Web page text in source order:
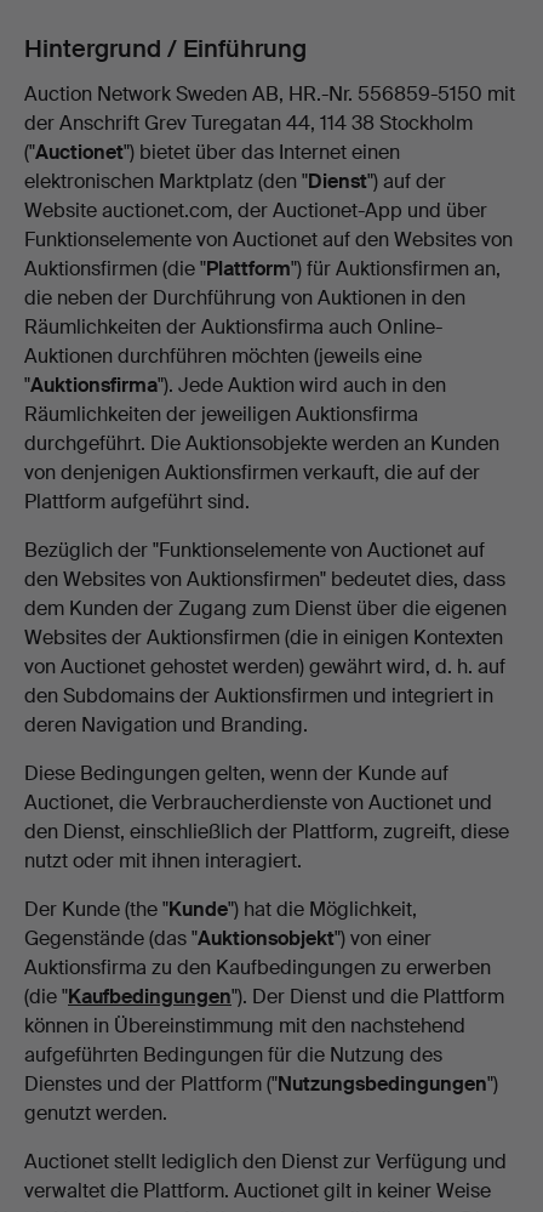
Hintergrund / Einführung
Auction Network Sweden AB, HR.-Nr. 556859-5150 mit
der Anschrift Grev Turegatan 44, 114 38 Stockholm
("Auctionet") bietet über das Internet einen
elektronischen Marktplatz (den "Dienst") auf der
Website auctionet.com, der Auctionet-App und über
Funktionselemente von Auctionet auf den Websites von
Auktionsfirmen (die "Plattform") für Auktionsfirmen an,
die neben der Durchführung von Auktionen in den
Räumlichkeiten der Auktionsfirma auch Online-
Auktionen durchführen möchten (jeweils eine
"Auktionsfirma"). Jede Auktion wird auch in den
Räumlichkeiten der jeweiligen Auktionsfirma
durchgeführt. Die Auktionsobjekte werden an Kunden
von denjenigen Auktionsfirmen verkauft, die auf der
Plattform aufgeführt sind.
Bezüglich der "Funktionselemente von Auctionet auf
den Websites von Auktionsfirmen" bedeutet dies, dass
dem Kunden der Zugang zum Dienst über die eigenen
Websites der Auktionsfirmen (die in einigen Kontexten
von Auctionet gehostet werden) gewährt wird, d. h. auf
den Subdomains der Auktionsfirmen und integriert in
deren Navigation und Branding.
Diese Bedingungen gelten, wenn der Kunde auf
Auctionet, die Verbraucherdienste von Auctionet und
den Dienst, einschließlich der Plattform, zugreift, diese
nutzt oder mit ihnen interagiert.
Der Kunde (the "Kunde") hat die Möglichkeit,
Gegenstände (das "Auktionsobjekt") von einer
Auktionsfirma zu den Kaufbedingungen zu erwerben
(die "Kaufbedingungen"). Der Dienst und die Plattform
können in Übereinstimmung mit den nachstehend
aufgeführten Bedingungen für die Nutzung des
Dienstes und der Plattform ("Nutzungsbedingungen")
genutzt werden.
Auctionet stellt lediglich den Dienst zur Verfügung und
verwaltet die Plattform. Auctionet gilt in keiner Weise